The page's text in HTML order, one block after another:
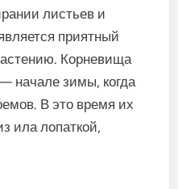
листьев и
приятный
Корневища
начале зимы, когда
В это время их
ила лопаткой,